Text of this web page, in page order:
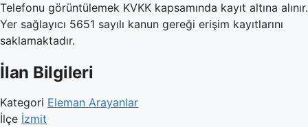
Telefonu görüntülemek KVKK kapsamında kayıt altına alınır.
Yer sağlayıcı 5651 sayılı kanun gereği erişim kayıtlarını
saklamaktadır.
İlan Bilgileri
Kategori Eleman Arayanlar
İlçe İzmit